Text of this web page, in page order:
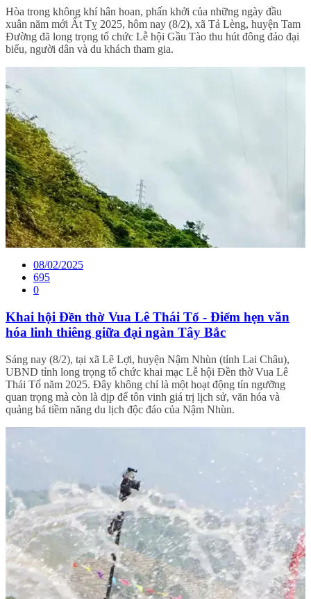
Hòa trong không khí hân hoan, phấn khởi của những ngày đầu
xuân năm mới Ất Tỵ 2025, hôm nay (8/2), xã Tả Lèng, huyện Tam
Đường đã long trọng tổ chức Lễ hội Gầu Tào thu hút đông đảo đại
biểu, người dân và du khách tham gia.
08/02/2025
695
0
Khai hội Đền thờ Vua Lê Thái Tổ - Điểm hẹn văn
hóa linh thiêng giữa đại ngàn Tây Bắc
Sáng nay (8/2), tại xã Lê Lợi, huyện Nậm Nhùn (tỉnh Lai Châu),
UBND tỉnh long trọng tổ chức khai mạc Lễ hội Đền thờ Vua Lê
Thái Tổ năm 2025. Đây không chỉ là một hoạt động tín ngưỡng
quan trọng mà còn là dịp để tôn vinh giá trị lịch sử, văn hóa và
quảng bá tiềm năng du lịch độc đáo của Nậm Nhùn.